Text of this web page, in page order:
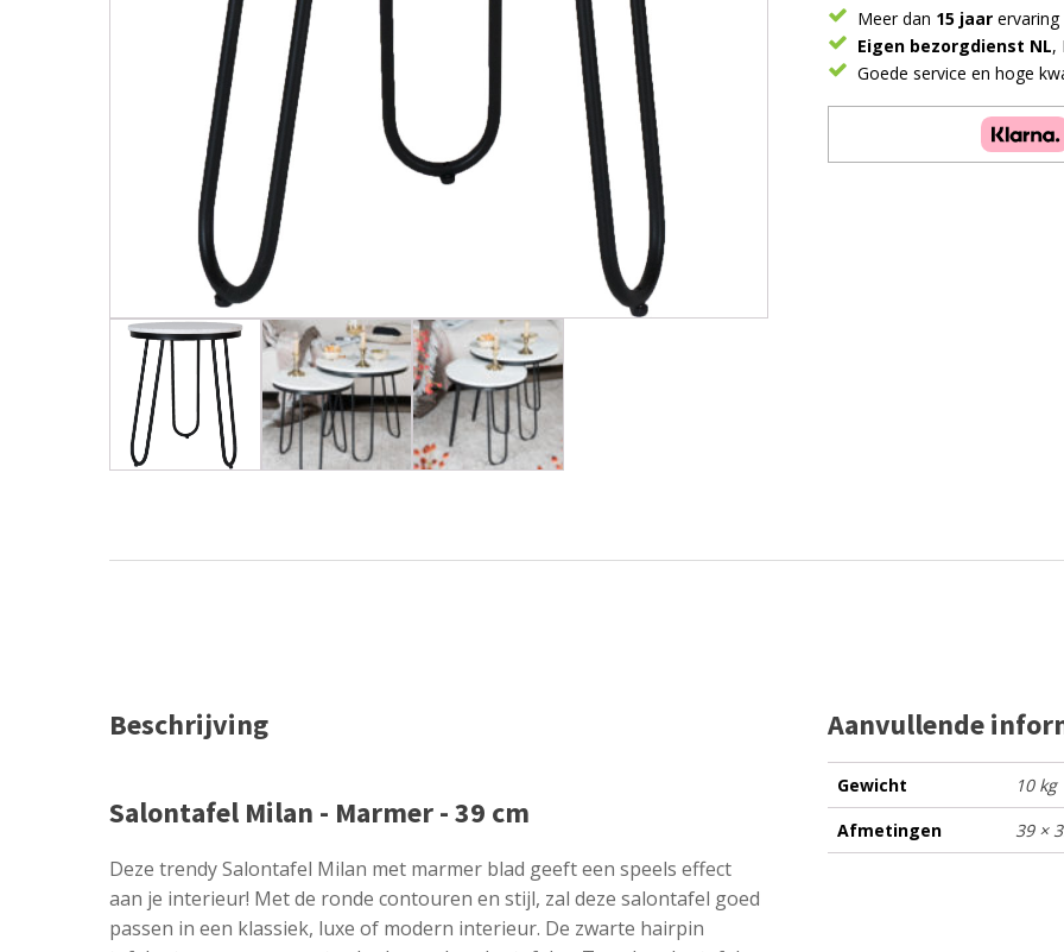
39
cm
aantal
Meer dan 15 jaar ervaring
Eigen bezorgdienst NL,
Goede service en hoge
Beschrijving
Salontafel Milan - Marmer - 39 cm
Deze trendy Salontafel Milan met marmer blad geeft een speels effect
aan je interieur! Met de ronde contouren en stijl, zal deze salontafel goed
passen in een klassiek, luxe of modern interieur. De zwarte hairpin
Aanvullende
Gewicht
10 kg
Afmetingen
39 ×